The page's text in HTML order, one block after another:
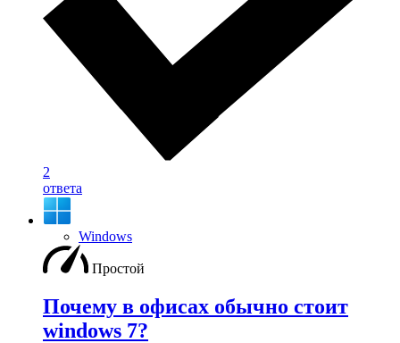
2
ответа
Windows
Простой
Почему в офисах обычно стоит
windows 7?